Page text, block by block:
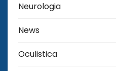
Neurologia
News
Oculistica